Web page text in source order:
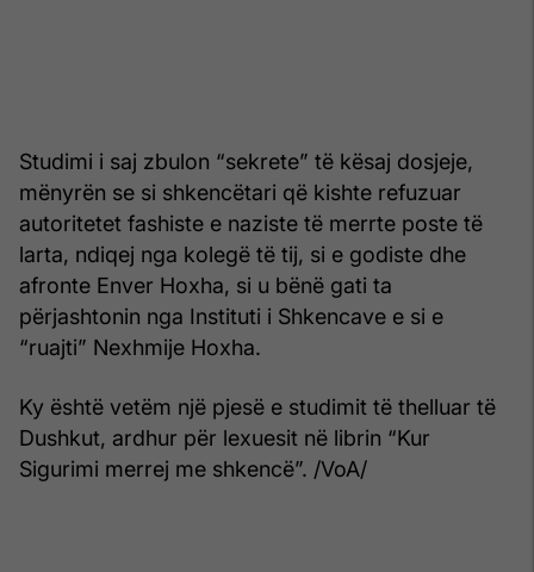
Studimi i saj zbulon “sekrete” të kësaj dosjeje,
mënyrën se si shkencëtari që kishte refuzuar
autoritetet fashiste e naziste të merrte poste të
larta, ndiqej nga kolegë të tij, si e godiste dhe
afronte Enver Hoxha, si u bënë gati ta
përjashtonin nga Instituti i Shkencave e si e
“ruajti” Nexhmije Hoxha.
Ky është vetëm një pjesë e studimit të thelluar të
Dushkut, ardhur për lexuesit në librin “Kur
Sigurimi merrej me shkencë”. /VoA/